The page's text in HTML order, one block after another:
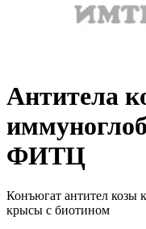
Антитела
ФИТЦ
Конъюгат антител козы
крысы с биотином